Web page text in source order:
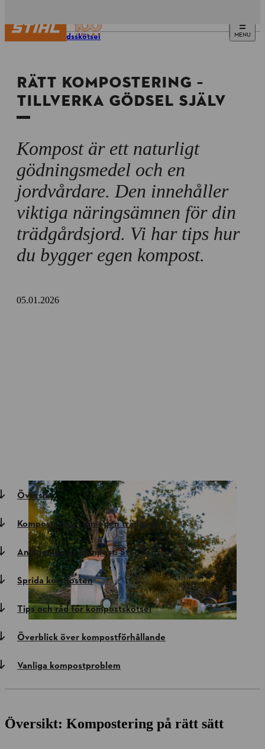
MENU
Trädgårdsskötsel
RÄTT KOMPOSTERING –
TILLVERKA GÖDSEL SJÄLV
Kompost är ett naturligt
gödningsmedel och en
jordvårdare. Den innehåller
viktiga näringsämnen för din
trädgårdsjord. Vi har tips hur
du bygger egen kompost.
05.01.2026
Översikt
Kompostering i din egen trädgård
Anläggning av kompost: Steg för steg
Sprida komposten
Tips och råd för kompostskötsel
Överblick över kompostförhållande
Vanliga kompostproblem
Översikt: Kompostering på rätt sätt